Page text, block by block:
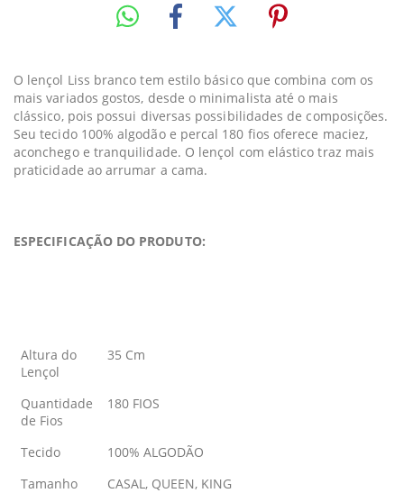
O lençol Liss branco tem estilo básico que combina com os
mais variados gostos, desde o minimalista até o mais
clássico, pois possui diversas possibilidades de composições.
Seu tecido 100% algodão e percal 180 fios oferece maciez,
aconchego e tranquilidade. O lençol com elástico traz mais
praticidade ao arrumar a cama.
ESPECIFICAÇÃO DO PRODUTO:
Altura do
Lençol
35 Cm
Quantidade
de Fios
180 FIOS
Tecido
100% ALGODÃO
Tamanho
CASAL, QUEEN, KING